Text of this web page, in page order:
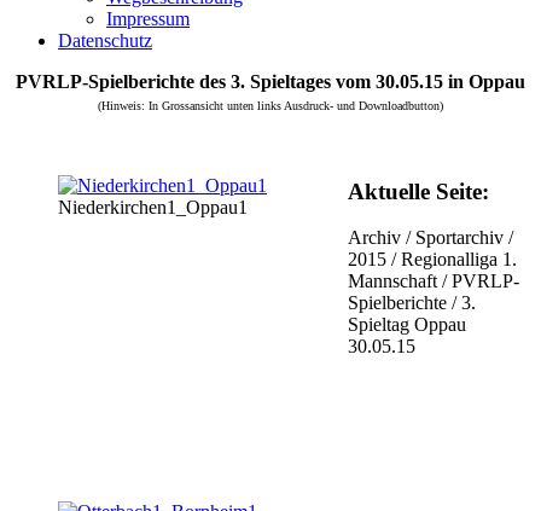
Impressum
Datenschutz
PVRLP-Spielberichte des 3. Spieltages vom 30.05.15 in Oppau
(Hinweis: In Grossansicht unten links Ausdruck- und Downloadbutton)
Niederkirchen1_Oppau1
Aktuelle Seite:
Archiv / Sportarchiv /
2015 /Regionalliga 1.
Mannschaft/PVRLP-
Spielberichte /3.
Spieltag Oppau
30.05.15